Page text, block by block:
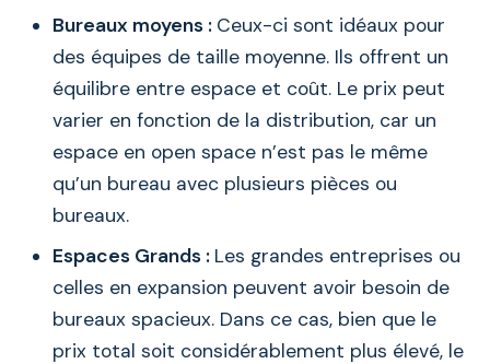
Bureaux moyens : Ceux-ci sont idéaux pour
des équipes de taille moyenne. Ils offrent un
équilibre entre espace et coût. Le prix peut
varier en fonction de la distribution, car un
espace en open space n’est pas le même
qu’un bureau avec plusieurs pièces ou
bureaux.
Espaces Grands : Les grandes entreprises ou
celles en expansion peuvent avoir besoin de
bureaux spacieux. Dans ce cas, bien que le
prix total soit considérablement plus élevé, le